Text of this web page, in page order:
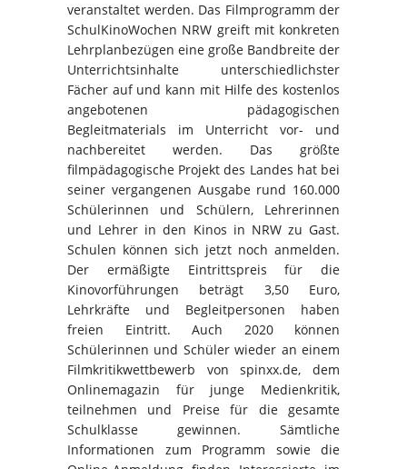
veranstaltet werden. Das Filmprogramm der
SchulKinoWochen NRW greift mit konkreten
Lehrplanbezügen eine große Bandbreite der
Unterrichtsinhalte unterschiedlichster
Fächer auf und kann mit Hilfe des kostenlos
angebotenen pädagogischen
Begleitmaterials im Unterricht vor- und
nachbereitet werden. Das größte
filmpädagogische Projekt des Landes hat bei
seiner vergangenen Ausgabe rund 160.000
Schülerinnen und Schülern, Lehrerinnen
und Lehrer in den Kinos in NRW zu Gast.
Schulen können sich jetzt noch anmelden.
Der ermäßigte Eintrittspreis für die
Kinovorführungen beträgt 3,50 Euro,
Lehrkräfte und Begleitpersonen haben
freien Eintritt. Auch 2020 können
Schülerinnen und Schüler wieder an einem
Filmkritikwettbewerb von spinxx.de, dem
Onlinemagazin für junge Medienkritik,
teilnehmen und Preise für die gesamte
Schulklasse gewinnen. Sämtliche
Informationen zum Programm sowie die